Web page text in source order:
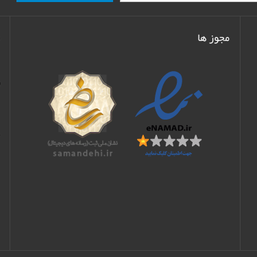
مجوز ها